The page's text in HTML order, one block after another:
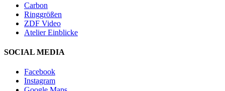
Carbon
Ringgrößen
ZDF Video
Atelier Einblicke
SOCIAL MEDIA
Facebook
Instagram